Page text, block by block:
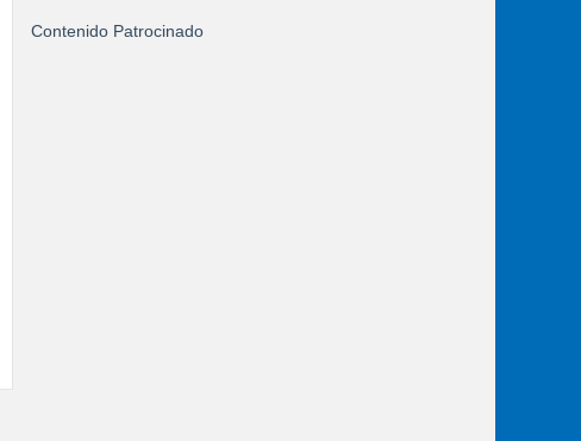
Contenido Patrocinado